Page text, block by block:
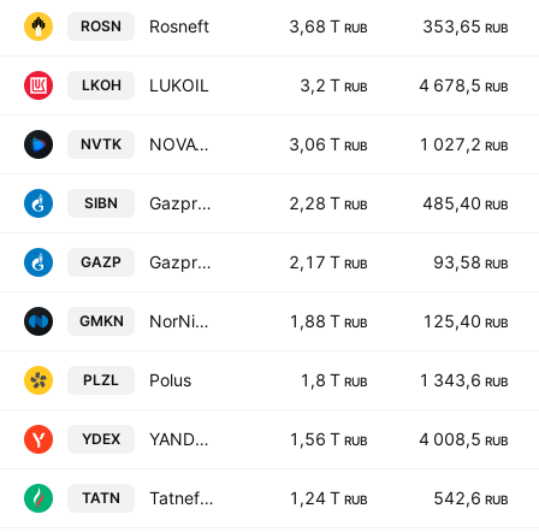
ROSN Rosneft 3,68 T RUB 353,65 RUB
LKOH LUKOIL 3,2 T RUB 4 678,5 RUB
NVTK NOVATEK 3,06 T RUB 1 027,2 RUB
SIBN Gazprom neft 2,28 T RUB 485,40 RUB
GAZP Gazprom 2,17 T RUB 93,58 RUB
GMKN NorNickel GMK 1,88 T RUB 125,40 RUB
PLZL Polus 1,8 T RUB 1 343,6 RUB
YDEX YANDEX 1,56 T RUB 4 008,5 RUB
TATN Tatneft-3 1,24 T RUB 542,6 RUB